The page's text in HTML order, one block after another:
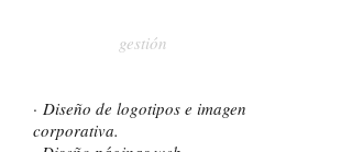
· Diseño de logotipos e imagen
corporativa.
gestión